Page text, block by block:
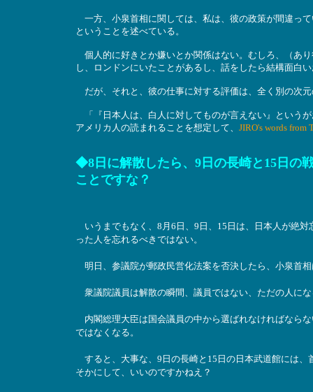
一方、小泉首相に関しては、私は、彼の政策が間違っ
ということを述べている。
個人的に好きとか嫌いとか関係はない。むしろ、（あ
し、ロンドンにいたことがあるし、話をしたら結構面白
だが、それと、彼の仕事に対する評価は、全く別の次
「『日本人は、白人に対してものが言えない』という
アメリカ人の読まれることを想定して、 JIRO's words from
◆8日に解散したら、9日の長崎と15日の
ことですな？
いうまでもなく、8月6日、9日、15日は、日本人が絶
った人を忘れるべきではない。
明日、参議院が郵政民営化法案を否決したら、小泉首
衆議院議員は解散の瞬間、議員ではない、ただの人にな
内閣総理大臣は国会議員の中から選ばれなければなら
ではなくなる。
すると、大事な、9日の長崎と15日の日本武道館には、
そかにして、いいのですかねえ？